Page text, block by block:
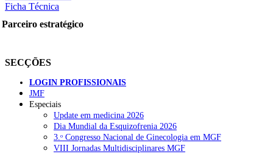
Partilhe nas redes sociais:
NOTÍCIAS RECENTES
Portugal está a formar os médicos de que precisa? 6 de Agosto,
Ficha Técnica
Parceiro estratégico
SECÇÕES
LOGIN PROFISSIONAIS
JMF
Especiais
Update em medicina 2026
Dia Mundial da Esquizofrenia 2026
3.ᵒ Congresso Nacional de Ginecologia em MGF
VIII Jornadas Multidisciplinares MGF